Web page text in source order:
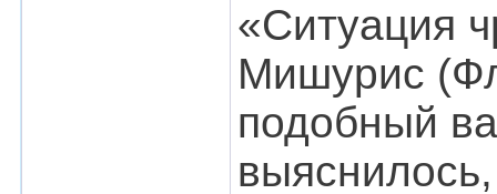
«Ситуация
Мишурис
подобный